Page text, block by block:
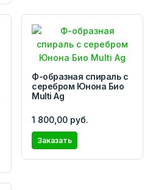
Ф-образная спираль с
серебром Юнона Био
Multi Ag
1 800,00 руб.
Заказать